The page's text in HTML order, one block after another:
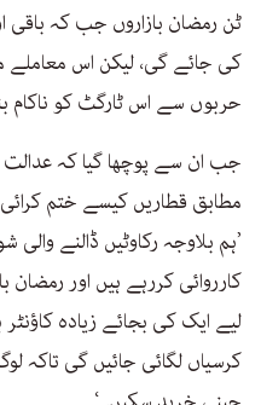
ٹن رمضان بازاروں جب کہ باقی
کی جائے گی، لیکن اس معاملے
حربوں سے اس ٹارگٹ کو ناکام
جب ان سے پوچھا گیا کہ عدالت
مطابق قطاریں کیسے ختم
’ہم بلاوجہ رکاوٹیں ڈالنے
کارروائی کررہے ہیں اور
لیے ایک کی بجائے زیادہ
کرسیاں لگائی جائیں گی تاکہ